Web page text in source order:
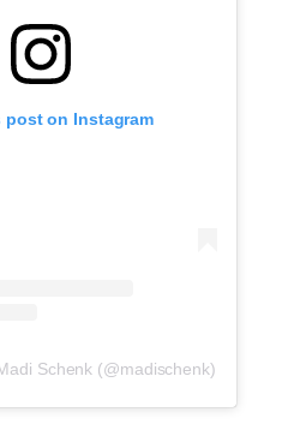
post on Instagram
Schenk (@madischenk)